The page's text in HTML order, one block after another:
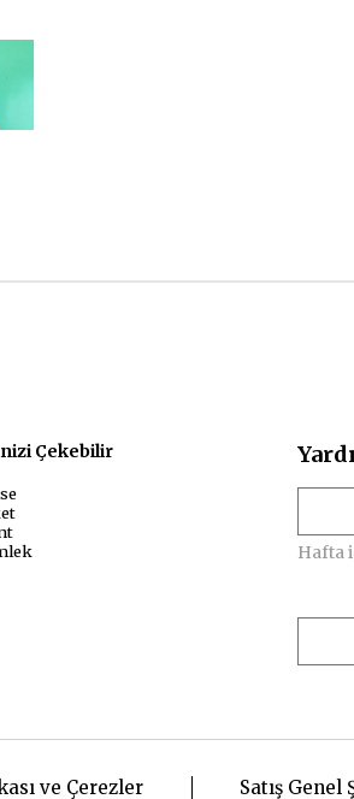
Çekebilir
Hafta
ve Çerezler Satış Genel